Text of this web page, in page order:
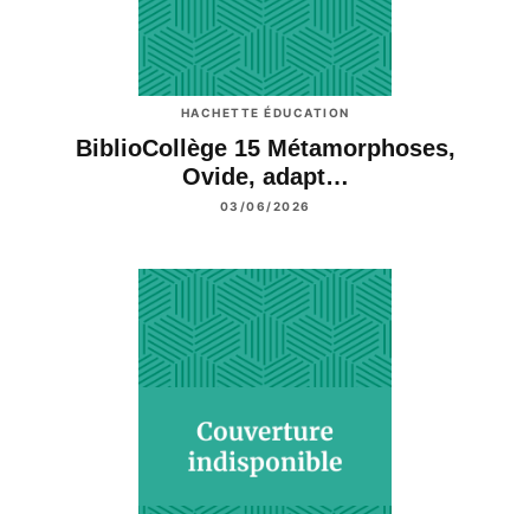
HACHETTE ÉDUCATION
BiblioCollège 15 Métamorphoses,
Ovide, adapt…
03/06/2026